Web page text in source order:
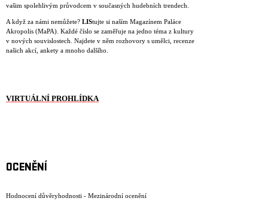
vašim spolehlivým průvodcem v současných hudebních trendech.
A když za námi nemůžete? LIStujte si naším Magazínem Paláce
Akropolis (MaPA). Každé číslo se zaměřuje na jedno téma z kultury
v nových souvislostech. Najdete v něm rozhovory s umělci, recenze
našich akcí, ankety a mnoho dalšího.
VIRTUÁLNÍ PROHLÍDKA
OCENĚNÍ
Hodnocení důvěryhodnosti - Mezinárodní ocenění